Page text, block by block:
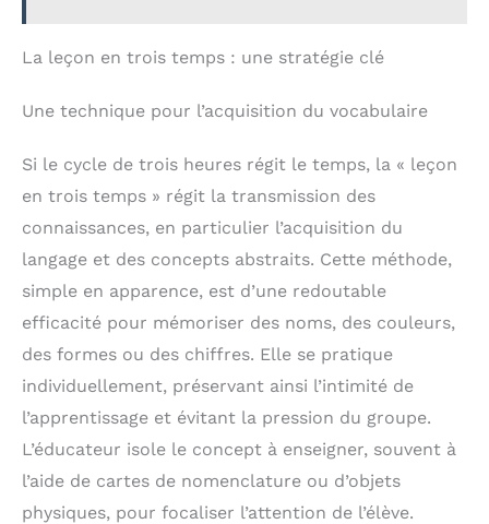
La leçon en trois temps : une stratégie clé
Une technique pour l’acquisition du vocabulaire
Si le cycle de trois heures régit le temps, la « leçon
en trois temps » régit la transmission des
connaissances, en particulier l’acquisition du
langage et des concepts abstraits. Cette méthode,
simple en apparence, est d’une redoutable
efficacité pour mémoriser des noms, des couleurs,
des formes ou des chiffres. Elle se pratique
individuellement, préservant ainsi l’intimité de
l’apprentissage et évitant la pression du groupe.
L’éducateur isole le concept à enseigner, souvent à
l’aide de cartes de nomenclature ou d’objets
physiques, pour focaliser l’attention de l’élève.